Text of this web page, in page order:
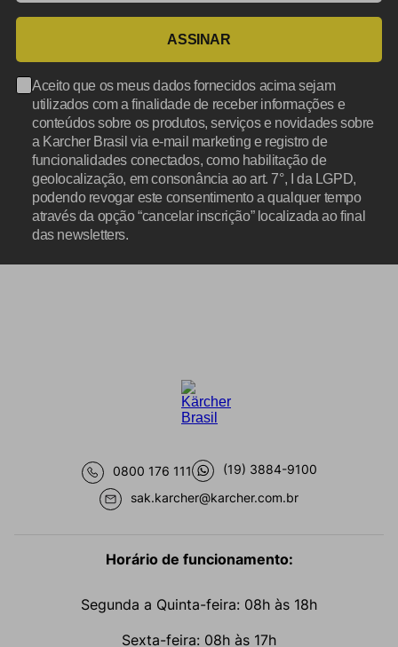
ASSINAR
Aceito que os meus dados fornecidos acima sejam
utilizados com a finalidade de receber informações e
conteúdos sobre os produtos, serviços e novidades sobre
a Karcher Brasil via e-mail marketing e registro de
funcionalidades conectados, como habilitação de
geolocalização, em consonância ao art. 7°, I da LGPD,
podendo revogar este consentimento a qualquer tempo
através da opção “cancelar inscrição” localizada ao final
das newsletters.
0800 176 111
(19) 3884-9100
sak.karcher@karcher.com.br
Horário de funcionamento:
Segunda a Quinta-feira: 08h às 18h
Sexta-feira: 08h às 17h